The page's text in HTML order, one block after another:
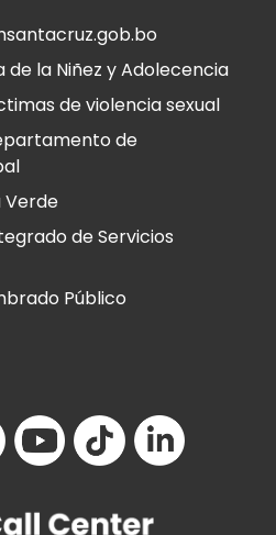
de la Niñez y Adolecencia
de violencia sexual
de
Verde
de Servicios
Público